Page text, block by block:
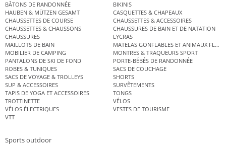
BÂTONS DE RANDONNÉE
BIKINIS
HAUBEN & MÜTZEN GESAMT
CASQUETTES & CHAPEAUX
CHAUSSETTES DE COURSE
CHAUSSETTES & ACCESSOIRES
CHAUSSETTES & CHAUSSONS
CHAUSSURES DE BAIN ET DE NATATION
CHAUSSURES
LYCRAS
MAILLOTS DE BAIN
MATELAS GONFLABLES ET ANIMAUX
MOBILIER DE CAMPING
MONTRES & TRAQUEURS SPORT
PANTALONS DE SKI DE FOND
PORTE-BÉBÉS DE RANDONNÉE
ROBES & TUNIQUES
SACS DE COUCHAGE
SACS DE VOYAGE & TROLLEYS
SHORTS
SUP & ACCESSOIRES
SURVÊTEMENTS
TAPIS DE YOGA ET ACCESSOIRES
TONGS
TROTTINETTE
VÉLOS
VÉLOS ÉLECTRIQUES
VESTES DE TOURISME
VTT
Sports outdoor